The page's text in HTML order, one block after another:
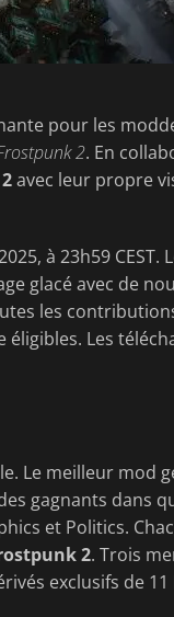
pour les
2. En
avec leur propre
à 23h59 CEST.
glacé avec de
les
Les
Le meilleur mod
gagnants dans
et Politics.
2. Trois
exclusifs de 11